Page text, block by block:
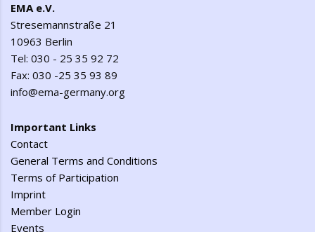
EMA e.V.
Stresemannstraße 21
10963 Berlin
Tel: 030 - 25 35 92 72
Fax: 030 -25 35 93 89
info@ema-germany.org
Important Links
Contact
General Terms and Conditions
Terms of Participation
Imprint
Member Login
Events